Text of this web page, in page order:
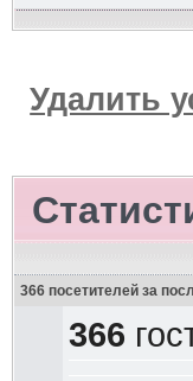
Удалить
366 посетителей за
366